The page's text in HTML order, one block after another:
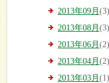
2013年09月 (3)
2013年08月 (3)
2013年06月 (2)
2013年04月 (2)
2013年03月 (1)